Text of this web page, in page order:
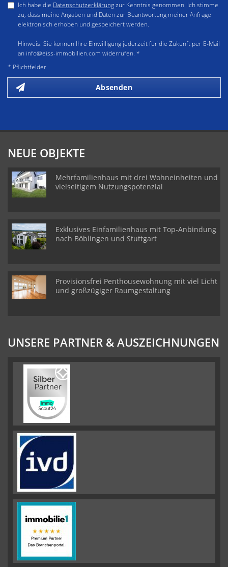
Ich habe die Datenschutzerklärungzur Kenntnis genommen. Ich stimme
zu, dass meine Angaben und Daten zur Beantwortung meiner Anfrage
elektronisch erhoben und gespeichert werden.
Hinweis: Sie können Ihre Einwilligung jederzeit für die Zukunft per E-Mail
an info@eiss-immobilien.com widerrufen. *
* Pflichtfelder
Absenden
NEUE OBJEKTE
Mehrfamilienhaus mit drei Wohneinheiten und
vielseitigem Nutzungspotenzial
Exklusives Einfamilienhaus mit Top-Anbindung
nach Böblingen und Stuttgart
Provisionsfrei Penthousewohnung mit viel Licht
und großzügiger Raumgestaltung
UNSERE PARTNER & AUSZEICHNUNGEN